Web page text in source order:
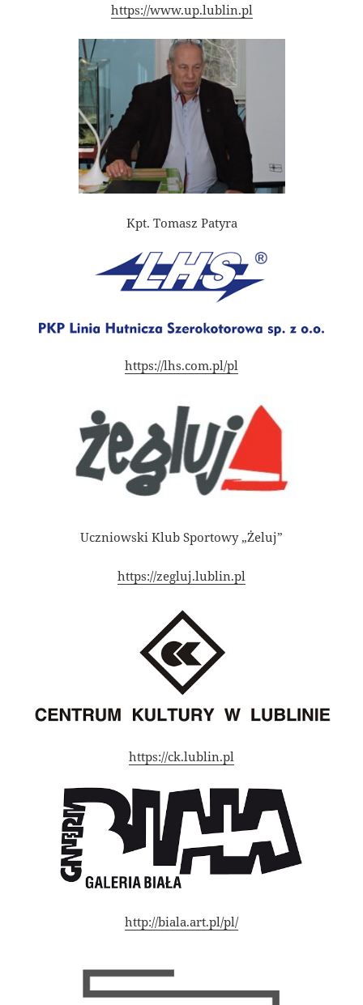
https://www.up.lublin.pl
Kpt. Tomasz Patyra
https://lhs.com.pl/pl
Uczniowski Klub Sportowy „Żeluj”
https://zegluj.lublin.pl
https://ck.lublin.pl
http://biala.art.pl/pl/